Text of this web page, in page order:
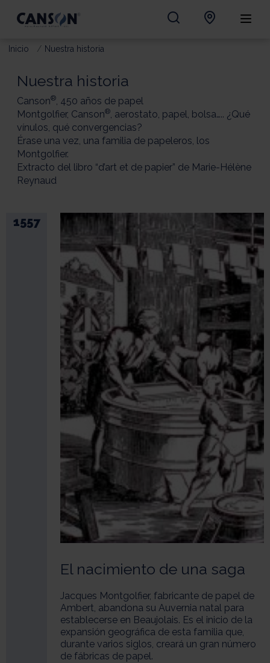
Inicio Nuestra historia
Nuestra historia
Canson®, 450 años de papel
Montgolfier, Canson®, aerostato, papel, bolsa….. ¿Qué
vínulos, qué convergencias?
Érase una vez, una familia de papeleros, los
Montgolfier.
Extracto del libro “d’art et de papier” de Marie-Hélène
Reynaud
1557
El nacimiento de una saga
Jacques Montgolfier, fabricante de papel de
Ambert, abandona su Auvernia natal para
establecerse en Beaujolais. Es el inicio de la
expansión geográfica de esta familia que,
durante varios siglos, creará un gran número
de fábricas de papel.